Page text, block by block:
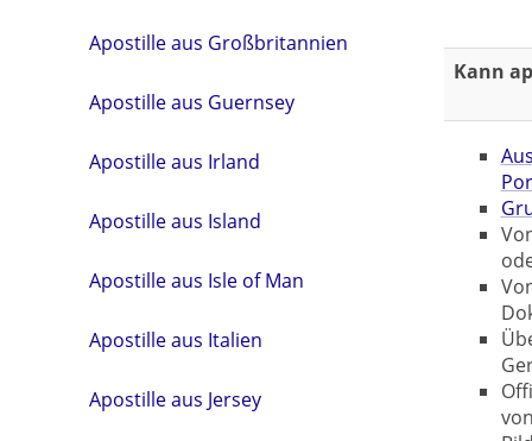
Apostille aus Großbritannien
Apostille aus Guernsey
Apostille aus Irland
Apostille aus Island
Apostille aus Isle of Man
Apostille aus Italien
Apostille aus Jersey
Kann